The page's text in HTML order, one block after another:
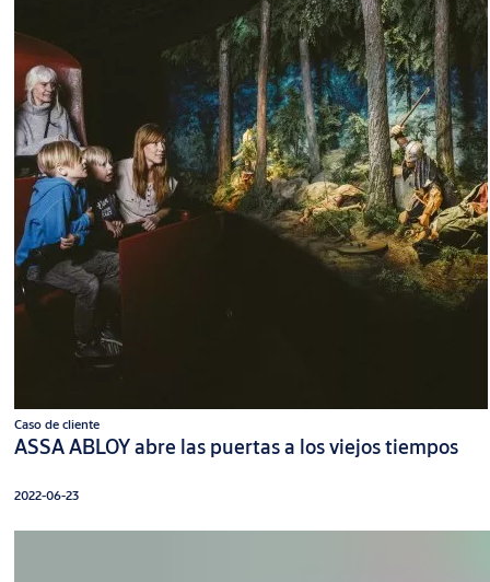
Caso de cliente
ASSA ABLOY abre las puertas a los viejos tiempos
2022-06-23